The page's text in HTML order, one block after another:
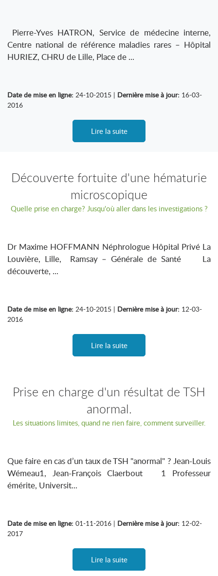
Pierre-Yves HATRON, Service de médecine interne,
Centre national de référence maladies rares – Hôpital
HURIEZ, CHRU de Lille, Place de ...
Date de mise en ligne: 24-10-2015 | Dernière mise à jour: 16-03-
2016
Lire la suite
Découverte fortuite d'une hématurie
microscopique
Quelle prise en charge? Jusqu'où aller dans les investigations ?
Dr Maxime HOFFMANN Néphrologue Hôpital Privé La
Louvière, Lille, Ramsay – Générale de Santé La
découverte, ...
Date de mise en ligne: 24-10-2015 | Dernière mise à jour: 12-03-
2016
Lire la suite
Prise en charge d'un résultat de TSH
anormal.
Les situations limites, quand ne rien faire, comment surveiller.
Que faire en cas d’un taux de TSH "anormal" ? Jean-Louis
Wémeau1, Jean-François Claerbout 1 Professeur
émérite, Universit...
Date de mise en ligne: 01-11-2016 | Dernière mise à jour: 12-02-
2017
Lire la suite